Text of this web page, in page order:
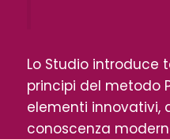
Lo Studio introduce
principi del metodo
elementi innovativi,
conoscenza